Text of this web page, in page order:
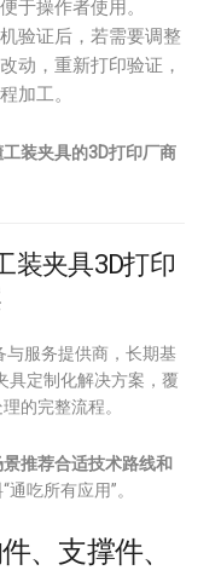
于操作者使用。
验证后，若需要调整
动，重新打印验证，
加工。
工装夹具的3D打印厂商
装夹具3D打印
与服务提供商，长期基
具定制化解决方案，覆
的完整流程。
推荐合适技术路线和
吃所有应用”。
、支撑件、